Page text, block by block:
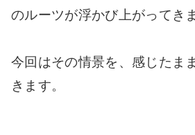
のルーツが浮かび上がってき
今回はその情景を、感じたま
きます。